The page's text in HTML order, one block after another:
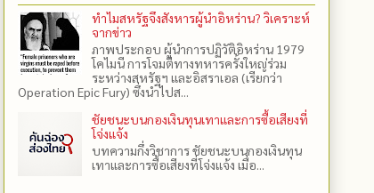
ทำไมสหรัฐจึงสังหารผู้นำอิหร่าน? วิเคราะห์
จากข่าว
ภาพประกอบ ผู้นำการปฏิวัติอิหร่าน 1979
โคไมนี การโจมตีทางทหารครั้งใหญ่ร่วม
ระหว่างสหรัฐฯ และอิสราเอล (เรียกว่า
Operation Epic Fury) ซึ่งนำไปส...
ชัยชนะบนกองเงินทุนเทาและการซื้อเสียงที่
โจ่งแจ้ง
บทความกึ่งวิชาการ ชัยชนะบนกองเงินทุน
เทาและการซื้อเสียงที่โจ่งแจ้ง เมื่อ...